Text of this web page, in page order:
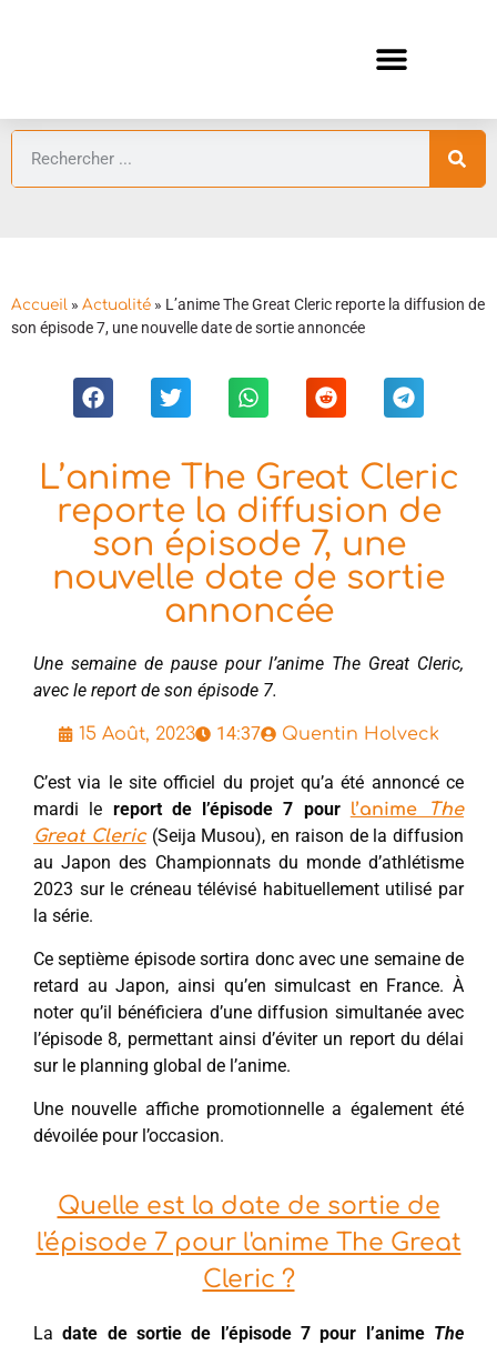
Accueil » Actualité » L’anime The Great Cleric reporte la diffusion de
son épisode 7, une nouvelle date de sortie annoncée
L’anime The Great Cleric
reporte la diffusion de
son épisode 7, une
nouvelle date de sortie
annoncée
Une semaine de pause pour l’anime The Great Cleric,
avec le report de son épisode 7.
15 Août, 2023 14:37 Quentin Holveck
C’est via le site officiel du projet qu’a été annoncé ce
mardi le report de l’épisode 7 pour l’anime
The
Great Cleric (Seija Musou), en raison de la diffusion
au Japon des Championnats du monde d’athlétisme
2023 sur le créneau télévisé habituellement utilisé par
la série.
Ce septième épisode sortira donc avec une semaine de
retard au Japon, ainsi qu’en simulcast en France. À
noter qu’il bénéficiera d’une diffusion simultanée avec
l’épisode 8, permettant ainsi d’éviter un report du délai
sur le planning global de l’anime.
Une nouvelle affiche promotionnelle a également été
dévoilée pour l’occasion.
Quelle est la date de sortie de
l'épisode 7 pour l'anime The Great
Cleric ?
Ladate de sortie de l’épisode 7 pour l’anime The